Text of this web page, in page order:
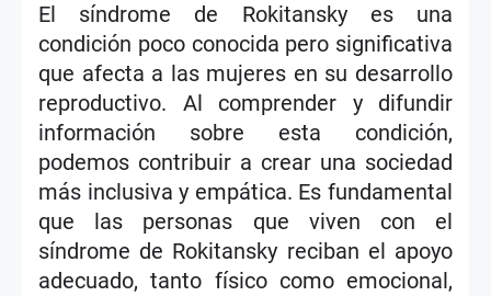
El síndrome de Rokitansky es una
condición poco conocida pero significativa
que afecta a las mujeres en su desarrollo
reproductivo. Al comprender y difundir
información sobre esta condición,
podemos contribuir a crear una sociedad
más inclusiva y empática. Es fundamental
que las personas que viven con el
síndrome de Rokitansky reciban el apoyo
adecuado, tanto físico como emocional,